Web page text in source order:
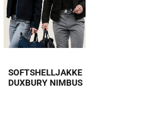
SOFTSHELLJAKKE
DUXBURY NIMBUS